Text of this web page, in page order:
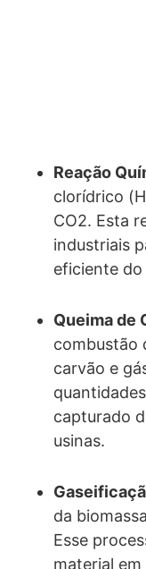
Reação
clorídrico
CO2. Esta
industriais
eficiente do
Queima de
combustão
carvão e
capturado
usinas.
da
Esse
material em